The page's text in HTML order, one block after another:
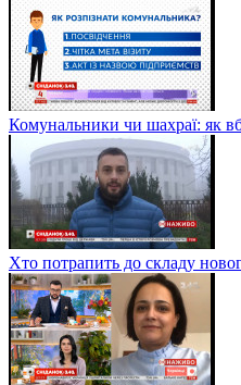
Комунальники чи шахраї: як
Хто потрапить до складу